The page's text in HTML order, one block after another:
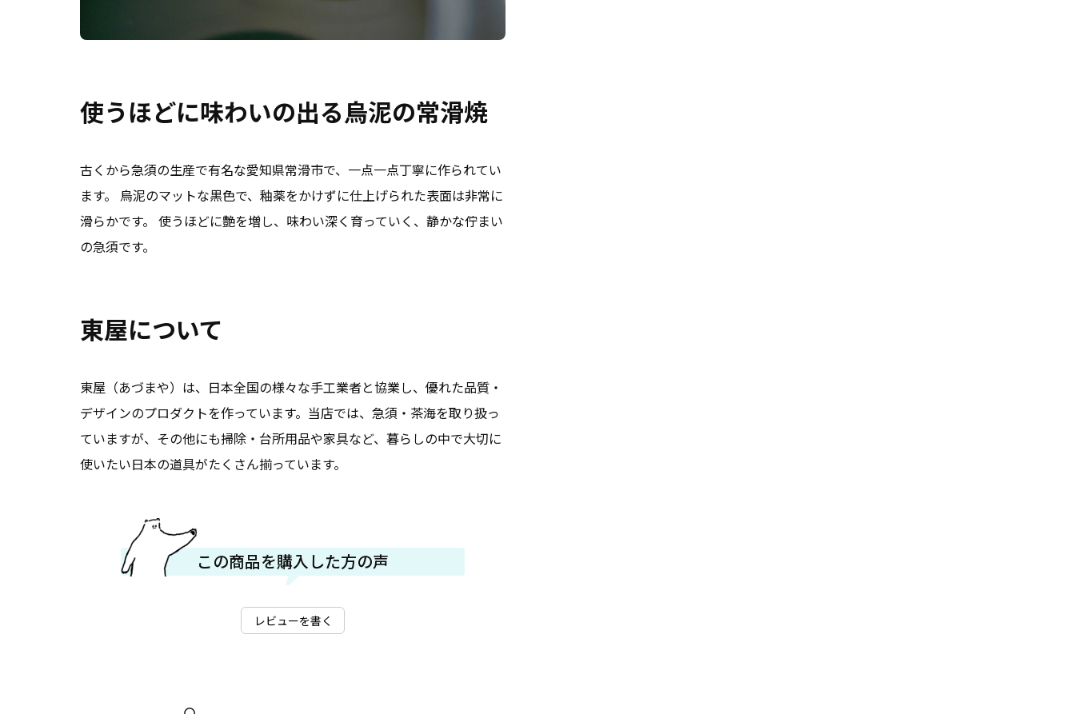
使うほどに味わいの出る烏泥の常滑焼
古くから急須の生産で有名な愛知県常滑市で、一点一点丁寧に作られてい
ます。 烏泥のマットな黒色で、釉薬をかけずに仕上げられた表面は非常に
滑らかです。 使うほどに艶を増し、味わい深く育っていく、静かな佇まい
の急須です。
東屋について
東屋（あづまや）は、日本全国の様々な手工業者と協業し、優れた品質・
デザインのプロダクトを作っています。当店では、急須・茶海を取り扱っ
ていますが、その他にも掃除・台所用品や家具など、暮らしの中で大切に
使いたい日本の道具がたくさん揃っています。
この商品を購入した方の声
レビューを書く